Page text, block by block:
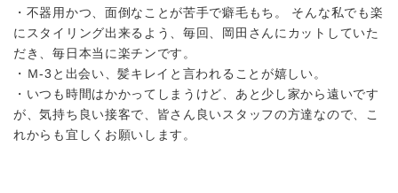
・不器用かつ、面倒なことが苦手で癖毛もち。 そんな私でも楽
にスタイリング出来るよう、毎回、岡田さんにカットしていた
だき、毎日本当に楽チンです。
・Ｍ-3と出会い、髪キレイと言われることが嬉しい。
・いつも時間はかかってしまうけど、あと少し家から遠いです
が、気持ち良い接客で、皆さん良いスタッフの方達なので、こ
れからも宜しくお願いします。